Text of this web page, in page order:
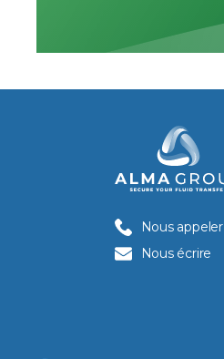
Nous appeler
Nous écrire